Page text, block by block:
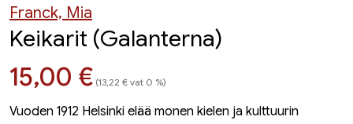
Franck, Mia
Keikarit (Galanterna)
Hinta nyt
15,00 € (13,22 € vat 0 %)
Vuoden 1912 Helsinki elää monen kielen ja kulttuurin